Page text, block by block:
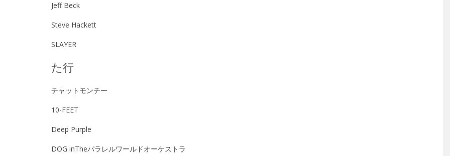
Jeff Beck
Steve Hackett
SLAYER
た行
チャットモンチー
10-FEET
Deep Purple
DOG inTheパラレルワールドオーケストラ